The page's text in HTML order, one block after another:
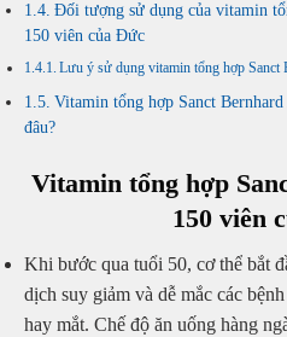
Đối tượng sử dụng của vitamin
150 viên của Đức
Lưu ý sử dụng vitamin tổng hợp
Vitamin tổng hợp Sanct
đâu?
Vitamin tổng hợp
150 viên
Khi bước qua tuổi 50, cơ thể bắt
dịch suy giảm và dễ mắc các
hay mắt. Chế độ ăn uống hàng